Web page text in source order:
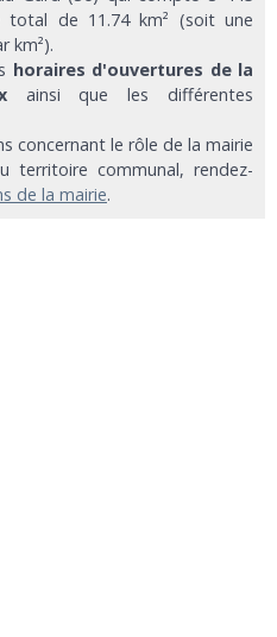
total de 11.74 km² (soit une
km²).
horaires d'ouvertures de la
ainsi que les différentes
concernant le rôle de la mairie
territoire communal, rendez-
de la mairie.